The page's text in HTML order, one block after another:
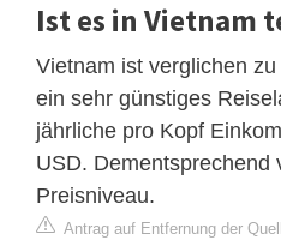
Ist es in Vietnam
Vietnam ist verglichen
ein sehr günstiges
jährliche pro Kopf
USD. Dementsprechend
Preisniveau.
Antrag auf Entfernung der